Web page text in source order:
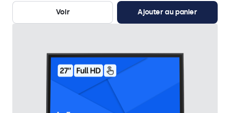
Voir Ajouter au panier